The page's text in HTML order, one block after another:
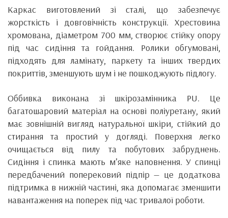
Каркас виготовлений зі сталі, що забезпечує
жорсткість і довговічність конструкції. Хрестовина
хромована, діаметром 700 мм, створює стійку опору
під час сидіння та гойдання. Ролики обгумовані,
підходять для ламінату, паркету та інших твердих
покриттів, зменшують шум і не пошкоджують підлогу.
Оббивка виконана зі шкірозамінника PU. Це
багатошаровий матеріал на основі поліуретану, який
має зовнішній вигляд натуральної шкіри, стійкий до
стирання та простий у догляді. Поверхня легко
очищається від пилу та побутових забруднень.
Сидіння і спинка мають м’яке наповнення. У спинці
передбачений поперековий підпір — це додаткова
підтримка в нижній частині, яка допомагає зменшити
навантаження на поперек під час тривалої роботи.